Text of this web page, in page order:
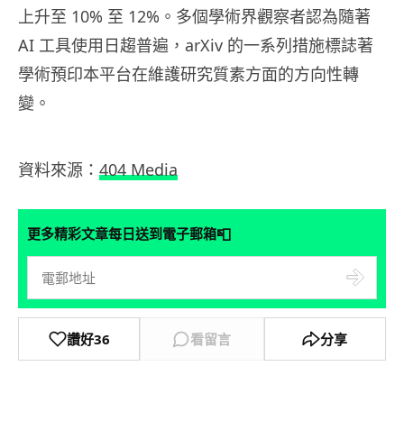
上升至 10% 至 12%。多個學術界觀察者認為隨著
AI 工具使用日趨普遍，arXiv 的一系列措施標誌著
學術預印本平台在維護研究質素方面的方向性轉
變。
資料來源： 404 Media
更多精彩文章每日送到電子郵箱📮
讚好36 看留言 分享